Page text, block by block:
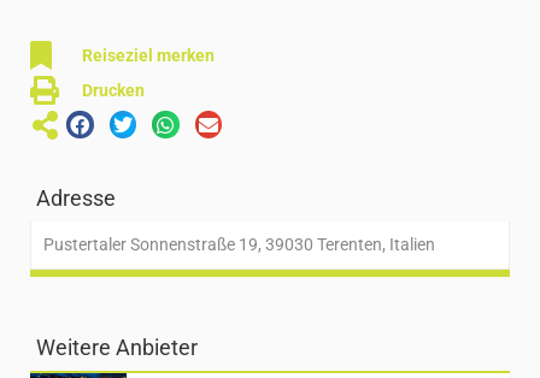
Reiseziel merken
Drucken
Adresse
Pustertaler Sonnenstraße 19, 39030 Terenten, Italien
Weitere Anbieter